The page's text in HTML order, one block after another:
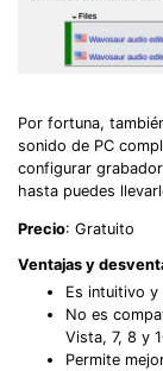
Por fortuna,
sonido de PC
configurar
hasta puedes
Precio: Gratuito
Ventajas y
Es intuitivo y
No es
Vista, 7, 8 y
Permite